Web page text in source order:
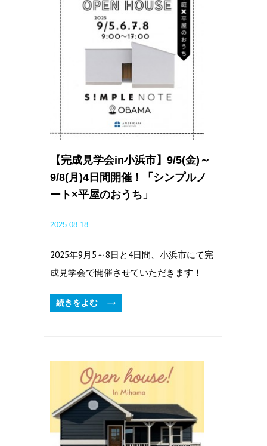
【完成見学会in小浜市】9/5(金)～
9/8(月)4日間開催！「シンプルノ
ート×平屋のおうち」
2025.08.18
2025年9月5～8日と4日間、小浜市にて完
成見学会で開催させていただきます！
続きをよむ